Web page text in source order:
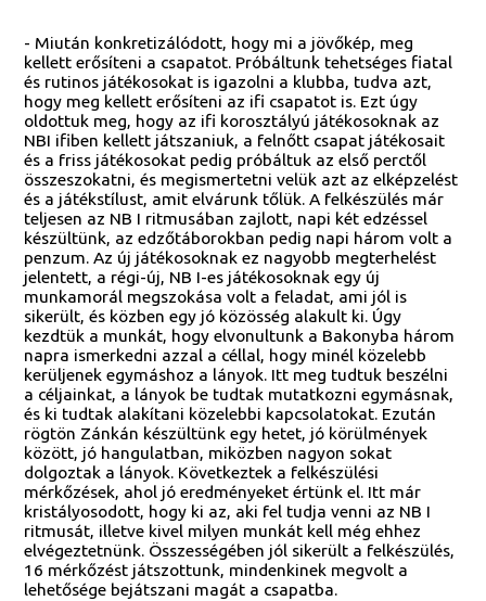
- Miután konkretizálódott, hogy mi a jövőkép, meg
kellett erősíteni a csapatot. Próbáltunk tehetséges fiatal
és rutinos játékosokat is igazolni a klubba, tudva azt,
hogy meg kellett erősíteni az ifi csapatot is. Ezt úgy
oldottuk meg, hogy az ifi korosztályú játékosoknak az
NBI ifiben kellett játszaniuk, a felnőtt csapat játékosait
és a friss játékosokat pedig próbáltuk az első perctől
összeszokatni, és megismertetni velük azt az elképzelést
és a játékstílust, amit elvárunk tőlük. A felkészülés már
teljesen az NB I ritmusában zajlott, napi két edzéssel
készültünk, az edzőtáborokban pedig napi három volt a
penzum. Az új játékosoknak ez nagyobb megterhelést
jelentett, a régi-új, NB I-es játékosoknak egy új
munkamorál megszokása volt a feladat, ami jól is
sikerült, és közben egy jó közösség alakult ki. Úgy
kezdtük a munkát, hogy elvonultunk a Bakonyba három
napra ismerkedni azzal a céllal, hogy minél közelebb
kerüljenek egymáshoz a lányok. Itt meg tudtuk beszélni
a céljainkat, a lányok be tudtak mutatkozni egymásnak,
és ki tudtak alakítani közelebbi kapcsolatokat. Ezután
rögtön Zánkán készültünk egy hetet, jó körülmények
között, jó hangulatban, miközben nagyon sokat
dolgoztak a lányok. Következtek a felkészülési
mérkőzések, ahol jó eredményeket értünk el. Itt már
kristályosodott, hogy ki az, aki fel tudja venni az NB I
ritmusát, illetve kivel milyen munkát kell még ehhez
elvégeztetnünk. Összességében jól sikerült a felkészülés,
16 mérkőzést játszottunk, mindenkinek megvolt a
lehetősége bejátszani magát a csapatba.